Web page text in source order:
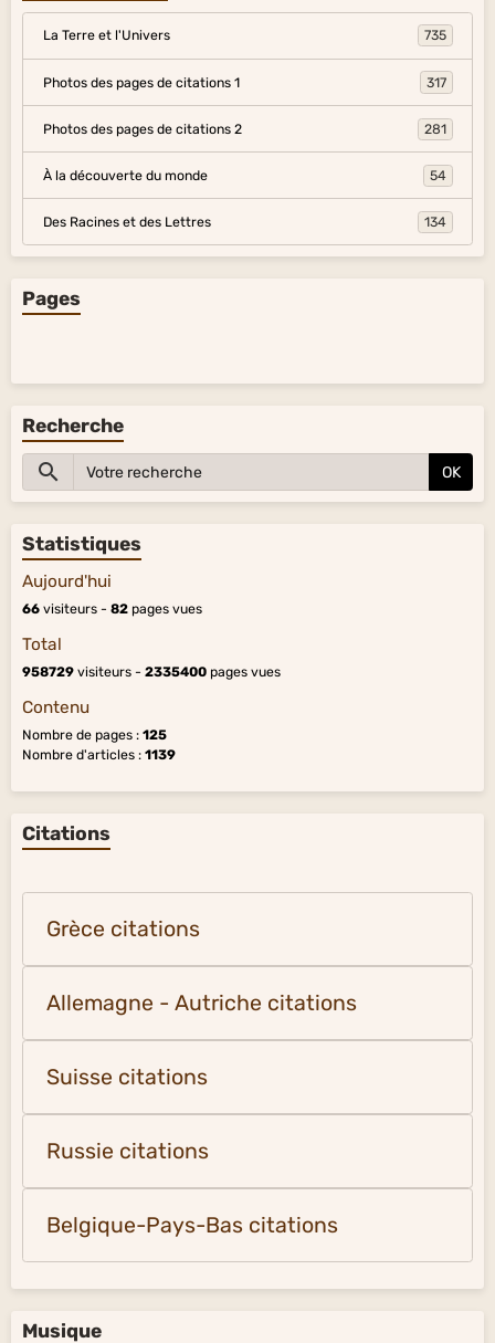
La Terre et l'Univers 735
Photos des pages de citations 1 317
Photos des pages de citations 2 281
À la découverte du monde 54
Des Racines et des Lettres 134
Pages
Recherche
OK
Statistiques
Aujourd'hui
66 visiteurs - 82 pages vues
Total
958729 visiteurs - 2335400 pages vues
Contenu
Nombre de pages : 125
Nombre d'articles : 1139
Citations
Grèce citations
Allemagne - Autriche citations
Suisse citations
Russie citations
Belgique-Pays-Bas citations
Musique